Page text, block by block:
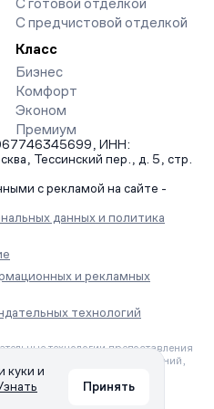
С готовой отделкой
С предчистовой отделкой
Класс
Бизнес
Комфорт
Эконом
Премиум
ИНН:
Тессинский пер., д. 5, стр.
с рекламой на сайте -
данных и политика
и рекламных
технологий
технологии предоставления
и анализа сведений,
сети «Интернет»,
Федерации.
куки и
Принять